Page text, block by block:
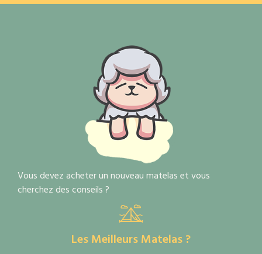
Vous devez acheter un nouveau matelas et vous
cherchez des conseils ?
Les Meilleurs Matelas ?